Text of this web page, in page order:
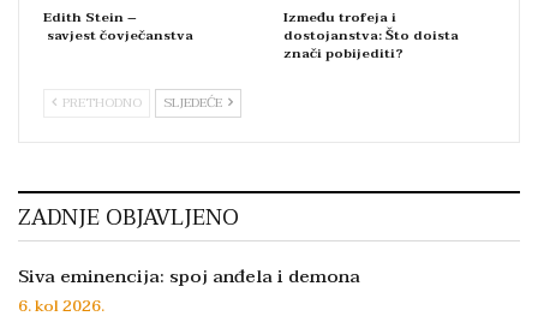
Edith Stein –
savjest čovječanstva
Između trofeja i
dostojanstva: Što doista
znači pobijediti?
PRETHODNO SLJEDEĆE
ZADNJE OBJAVLJENO
Siva eminencija: spoj anđela i demona
6. kol 2026.